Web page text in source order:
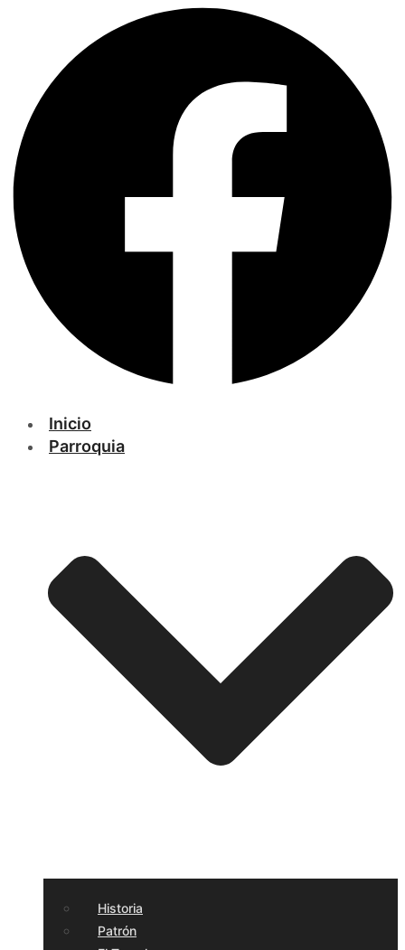
Inicio
Parroquia
Historia
Patrón